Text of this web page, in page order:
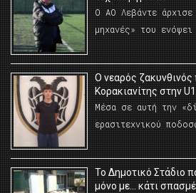
Ο ΑΟ Λεβάντε άρχισε
μηχανές» του ενόψει
O νεαρός
Κορακιανίτης στην
Μέσα σε αυτή την
ερασιτεχνικού
Το Δημοτικό Στάδιο
μόνο με… κάτι